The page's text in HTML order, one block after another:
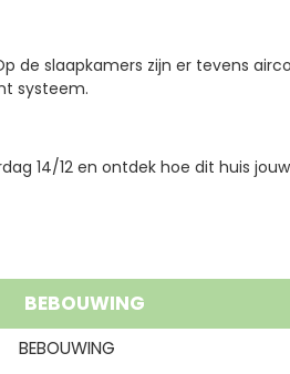
slaapkamers zijn er tevens
systeem.
14/12 en ontdek hoe dit huis
BEBOUWING
BEBOUWING